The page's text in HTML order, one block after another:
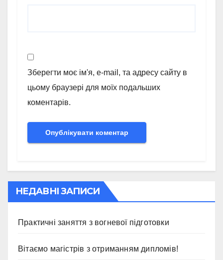
Зберегти моє ім'я, e-mail, та адресу сайту в
цьому браузері для моїх подальших
коментарів.
НЕДАВНІ ЗАПИСИ
Практичні заняття з вогневої підготовки
Вітаємо магістрів з отриманням дипломів!